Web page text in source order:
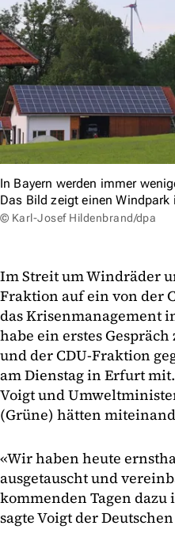
In Bayern werden immer
Das Bild zeigt einen
© Karl-Josef Hildenbrand/dpa
Im Streit um Windräder
Fraktion auf ein von der
das Krisenmanagement
habe ein erstes
und der CDU-Fraktion
am Dienstag in Erfurt
Voigt und
(Grüne) hätten
«Wir haben heute
ausgetauscht und
kommenden Tagen
sagte Voigt der